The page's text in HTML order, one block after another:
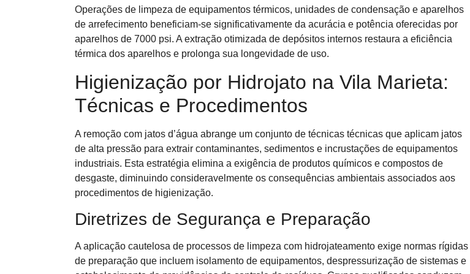
Operações de limpeza de equipamentos térmicos, unidades de condensação e aparelhos
de arrefecimento beneficiam-se significativamente da acurácia e potência oferecidas por
aparelhos de 7000 psi. A extração otimizada de depósitos internos restaura a eficiência
térmica dos aparelhos e prolonga sua longevidade de uso.
Higienização por Hidrojato na Vila Marieta:
Técnicas e Procedimentos
A remoção com jatos d’água abrange um conjunto de técnicas técnicas que aplicam jatos
de alta pressão para extrair contaminantes, sedimentos e incrustações de equipamentos
industriais. Esta estratégia elimina a exigência de produtos químicos e compostos de
desgaste, diminuindo consideravelmente os consequências ambientais associados aos
procedimentos de higienização.
Diretrizes de Segurança e Preparação
A aplicação cautelosa de processos de limpeza com hidrojateamento exige normas rígidas
de preparação que incluem isolamento de equipamentos, despressurização de sistemas e